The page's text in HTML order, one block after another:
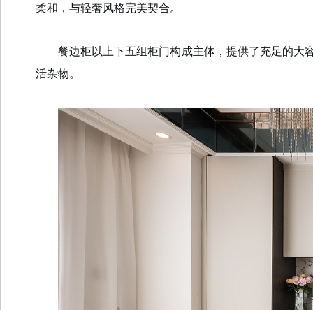
柔和，与轻奢风格完美契合。
餐边柜以上下五组柜门构成主体，提供了充足的大
活杂物。